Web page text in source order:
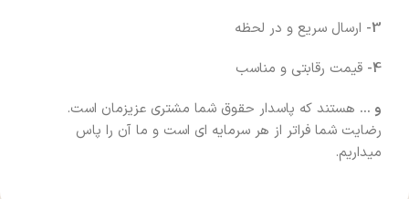
3- ارسال سریع و در لحظه
4- قیمت رقابتی و مناسب
و … هستند که پاسدار حقوق شما مشتری عزیزمان است.
رضایت شما فراتر از هر سرمایه ای است و ما آن را پاس
میداریم.